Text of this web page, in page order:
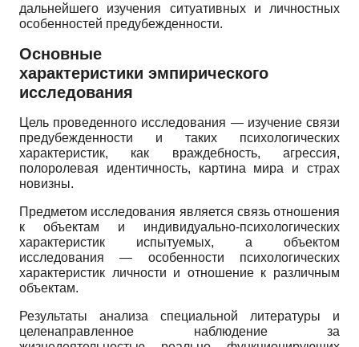
дальнейшего изучения ситуативных и личностных
особенностей предубежденности.
Основные
характеристики эмпирического
исследования
Цель проведенного исследования — изучение связи
предубежденности и таких психологических
характеристик, как враждебность, агрессия,
полоролевая идентичность, картина мира и страх
новизны.
Предметом исследования является связь отношения
к объектам и индивидуально-психологических
характеристик испытуемых, а объектом
исследования — особенности психологических
характеристик личности и отношение к различным
объектам.
Результаты анализа специальной литературы и
целенаправленное наблюдение за